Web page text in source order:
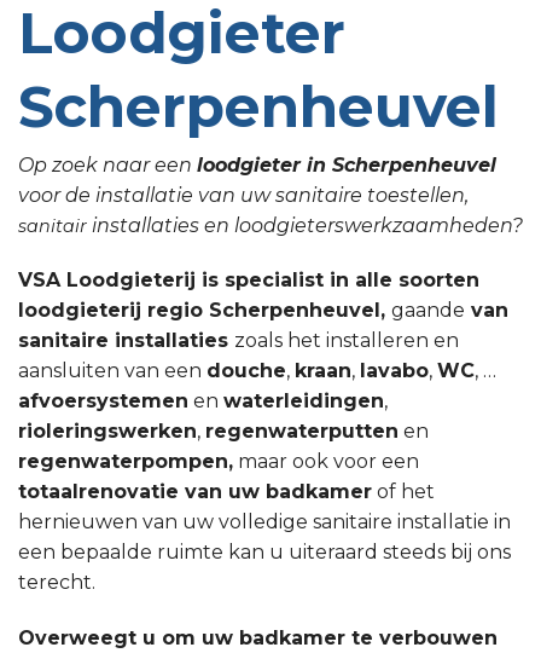
Loodgieter
Scherpenheuvel
Op zoek naar een loodgieter in Scherpenheuvel
voor de installatie van uw sanitaire toestellen,
sanitair installaties en loodgieterswerkzaamheden?
VSA Loodgieterij is specialist in alle soorten
loodgieterij regio Scherpenheuvel, gaande van
sanitaire installaties zoals het installeren en
aansluiten van een douche, kraan, lavabo, WC, …
afvoersystemen en waterleidingen,
rioleringswerken, regenwaterputten en
regenwaterpompen, maar ook voor een
totaalrenovatie van uw badkamer of het
hernieuwen van uw volledige sanitaire installatie in
een bepaalde ruimte kan u uiteraard steeds bij ons
terecht.
Overweegt u om uw badkamer te verbouwen